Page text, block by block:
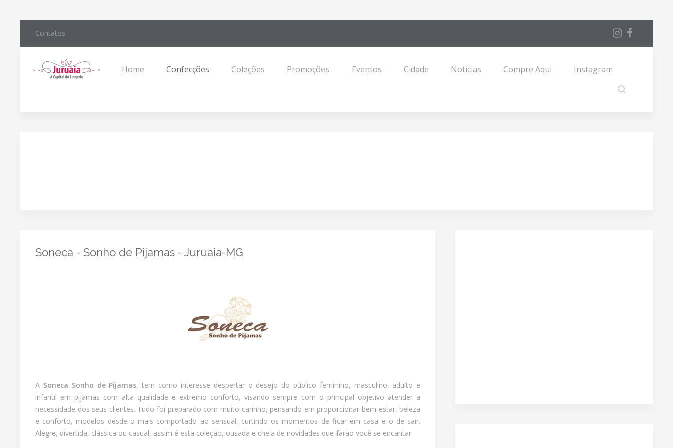
Contatos
Home Confecções Coleções Promoções Eventos Cidade Notícias Compre Aqui Instagram
Soneca - Sonho de Pijamas - Juruaia-MG
A Soneca Sonho de Pijamas, tem como interesse despertar o desejo do público feminino, masculino, adulto e
infantil em pijamas com alta qualidade e extremo conforto, visando sempre com o principal objetivo atender a
necessidade dos seus clientes. Tudo foi preparado com muito carinho, pensando em proporcionar bem estar, beleza
e conforto, modelos desde o mais comportado ao sensual, curtindo os momentos de ficar em casa e o de sair.
Alegre, divertida, clássica ou casual, assim é esta coleção, ousada e cheia de novidades que farão você se encantar.